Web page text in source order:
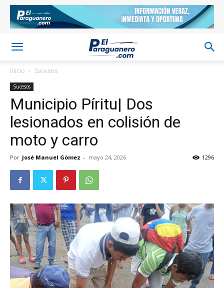
Inicio Sucesos
Sucesos
Municipio Píritu| Dos
lesionados en colisión de
moto y carro
Por José Manuel Gómez - mayo 24, 2026 1296